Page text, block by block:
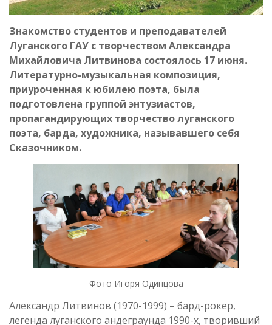
Знакомство студентов и преподавателей
Луганского ГАУ с творчеством Александра
Михайловича Литвинова состоялось 17 июня.
Литературно-музыкальная композиция,
приуроченная к юбилею поэта, была
подготовлена группой энтузиастов,
пропагандирующих творчество луганского
поэта, барда, художника, называвшего себя
Сказочником.
Фото Игоря Одинцова
Александр Литвинов (1970-1999) – бард-рокер,
легенда луганского андеграунда 1990-х, творивший